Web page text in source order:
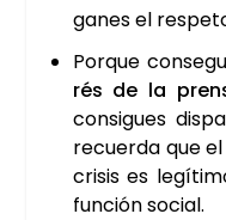
ganes el
Por­que
rés de la
con­si­gues
recuer­da que
cri­sis es
fun­ción social.